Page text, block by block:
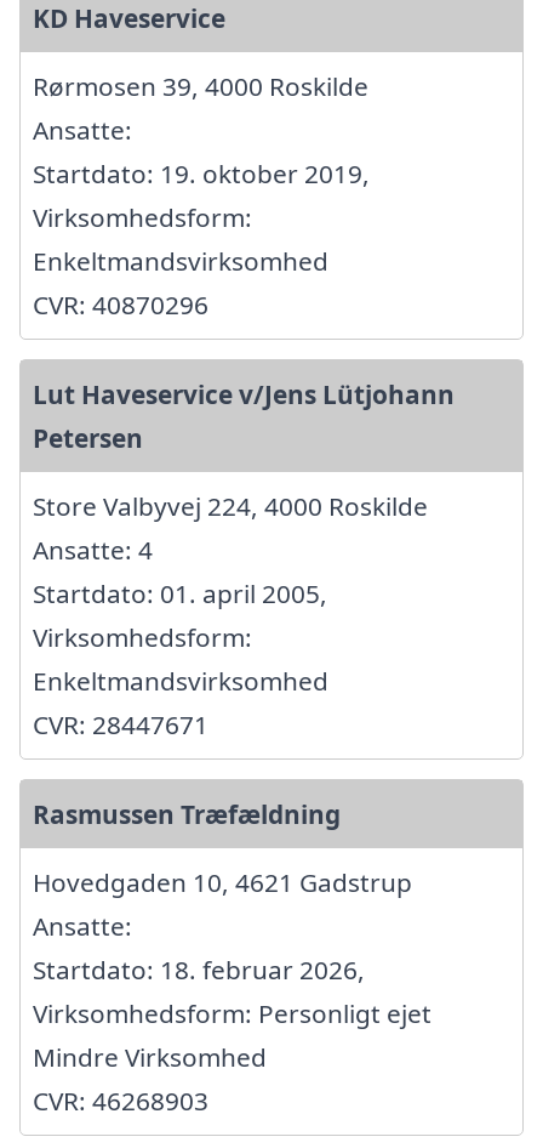
KD Haveservice
Rørmosen 39, 4000 Roskilde
Ansatte:
Startdato: 19. oktober 2019,
Virksomhedsform:
Enkeltmandsvirksomhed
CVR: 40870296
Lut Haveservice v/Jens Lütjohann
Petersen
Store Valbyvej 224, 4000 Roskilde
Ansatte: 4
Startdato: 01. april 2005,
Virksomhedsform:
Enkeltmandsvirksomhed
CVR: 28447671
Rasmussen Træfældning
Hovedgaden 10, 4621 Gadstrup
Ansatte:
Startdato: 18. februar 2026,
Virksomhedsform: Personligt ejet
Mindre Virksomhed
CVR: 46268903